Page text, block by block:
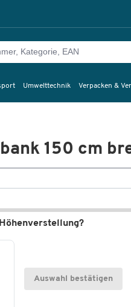
Umwelttechnik Verpacken &
150 cm
Auswahl bestätigen